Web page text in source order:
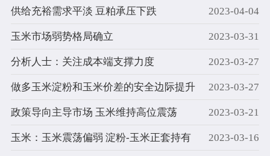
供给充裕需求平淡 豆粕承压下跌 2023-04-04
玉米市场弱势格局确立 2023-03-31
分析人士：关注成本端支撑力度 2023-03-27
做多玉米淀粉和玉米价差的安全边际提升 2023-03-27
政策导向主导市场 玉米维持高位震荡 2023-03-21
玉米：玉米震荡偏弱 淀粉-玉米正套持有 2023-03-16